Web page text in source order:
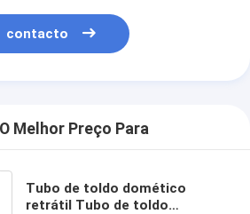
contacto
Melhor Preço Para
Tubo de toldo domético
retrátil Tubo de toldo